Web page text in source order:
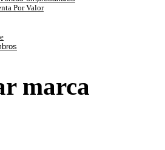
Por Valor
marca